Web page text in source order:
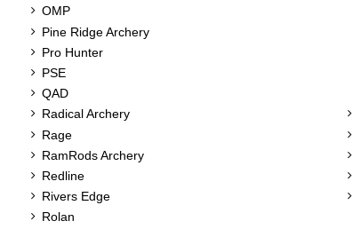
OMP
Pine Ridge Archery
Pro Hunter
PSE
QAD
Radical Archery
Rage
RamRods Archery
Redline
Rivers Edge
Rolan